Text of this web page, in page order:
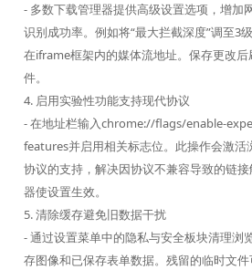
- 多数下载管理器提供高级设置选项，增加
识别成功率。例如将“最大拦截深度”调至3
在iframe框架内的媒体流地址。保存更改
件。
4. 启用实验性功能支持现代协议
- 在地址栏输入chrome://flags/enable-
features并启用相关标志位。此操作会激活
协议的支持，解决因协议不兼容导致的链
器使设置生效。
5. 清除缓存避免旧数据干扰
- 通过设置菜单中的隐私与安全板块清理浏
存图像和已保存表单数据。残留的临时文